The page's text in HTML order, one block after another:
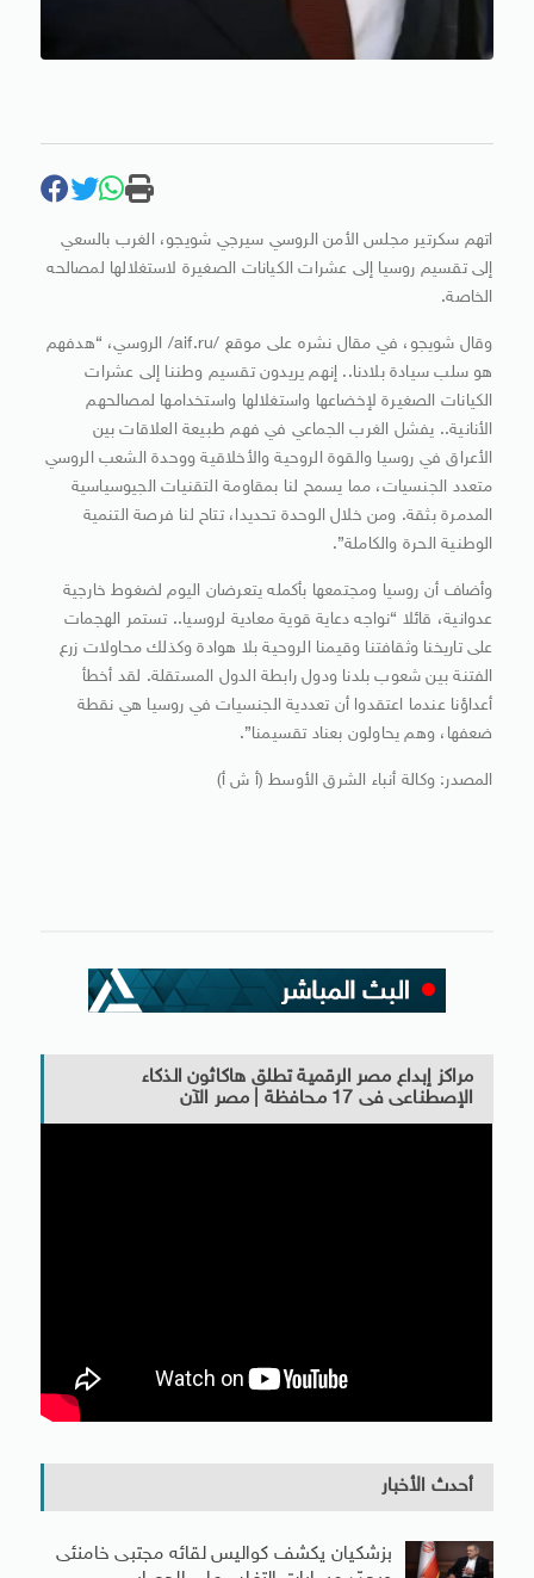
اتهم سكرتير مجلس الأمن الروسي سيرجي شويجو، الغرب بالسعي
إلى تقسيم روسيا إلى عشرات الكيانات الصغيرة لاستغلالها لمصالحه
الخاصة.
وقال شويجو، في مقال نشره على موقع /aif.ru/ الروسي، “هدفهم
هو سلب سيادة بلادنا.. إنهم يريدون تقسيم وطننا إلى عشرات
الكيانات الصغيرة لإخضاعها واستغلالها واستخدامها لمصالحهم
الأنانية.. يفشل الغرب الجماعي في فهم طبيعة العلاقات بين
الأعراق في روسيا والقوة الروحية والأخلاقية ووحدة الشعب الروسي
متعدد الجنسيات، مما يسمح لنا بمقاومة التقنيات الجيوسياسية
المدمرة بثقة. ومن خلال الوحدة تحديدا، تتاح لنا فرصة التنمية
الوطنية الحرة والكاملة”.
وأضاف أن روسيا ومجتمعها بأكمله يتعرضان اليوم لضغوط خارجية
عدوانية، قائلا “نواجه دعاية قوية معادية لروسيا.. تستمر الهجمات
على تاريخنا وثقافتنا وقيمنا الروحية بلا هوادة وكذلك محاولات زرع
الفتنة بين شعوب بلدنا ودول رابطة الدول المستقلة. لقد أخطأ
أعداؤنا عندما اعتقدوا أن تعددية الجنسيات في روسيا هي نقطة
ضعفها، وهم يحاولون بعناد تقسيمنا”.
المصدر: وكالة أنباء الشرق الأوسط (أ ش أ)
مراكز إبداع مصر الرقمية تطلق هاكاثون الذكاء
الإصطناعى فى 17 محافظة | مصر الآن
أحدث الأخبار
بزشكيان يكشف كواليس لقائه مجتبى خامنئى